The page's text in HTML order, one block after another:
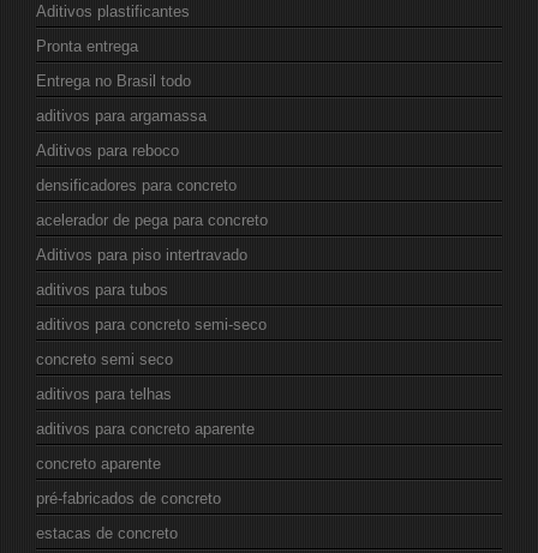
Aditivos plastificantes
Pronta entrega
Entrega no Brasil todo
aditivos para argamassa
Aditivos para reboco
densificadores para concreto
acelerador de pega para concreto
Aditivos para piso intertravado
aditivos para tubos
aditivos para concreto semi-seco
concreto semi seco
aditivos para telhas
aditivos para concreto aparente
concreto aparente
pré-fabricados de concreto
estacas de concreto